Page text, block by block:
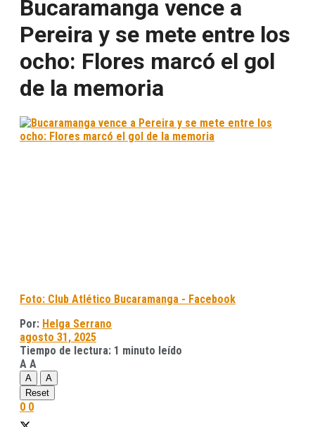
Bucaramanga vence a
Pereira y se mete entre los
ocho: Flores marcó el gol
de la memoria
Foto: Club Atlético Bucaramanga - Facebook
Por: Helga Serrano
agosto 31, 2025
Tiempo de lectura: 1 minuto leído
A A
A
A
Reset
0 0